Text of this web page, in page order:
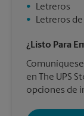
•
Letreros
•
Letreros
¿Listo Para
en The UPS
opciones de